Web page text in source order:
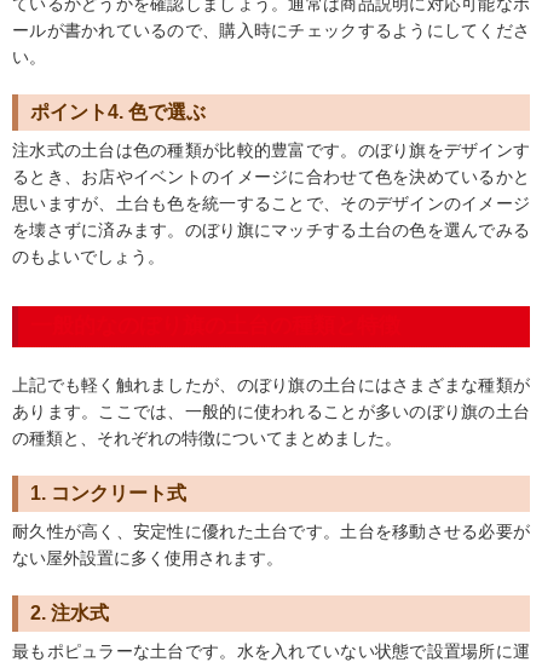
ールが書かれているので、購入時にチェックするようにしてくださ
い。
ポイント4. 色で選ぶ
注水式の土台は色の種類が比較的豊富です。のぼり旗をデザインす
るとき、お店やイベントのイメージに合わせて色を決めているかと
思いますが、土台も色を統一することで、そのデザインのイメージ
を壊さずに済みます。のぼり旗にマッチする土台の色を選んでみる
のもよいでしょう。
上記でも軽く触れましたが、のぼり旗の土台にはさまざまな種類が
あります。ここでは、一般的に使われることが多いのぼり旗の土台
の種類と、それぞれの特徴についてまとめました。
1. コンクリート式
耐久性が高く、安定性に優れた土台です。土台を移動させる必要が
ない屋外設置に多く使用されます。
2. 注水式
最もポピュラーな土台です。水を入れていない状態で設置場所に運